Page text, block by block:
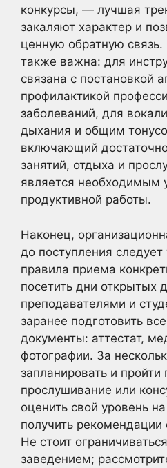
конкурсы, — лучшая
закаляют характер и
ценную обратную
также важна: для
связана с постановкой
профилактикой
заболеваний, для
дыхания и общим
включающий
занятий, отдыха и
является необходимым
продуктивной работы.
Наконец,
до поступления
правила приема
посетить дни открытых
преподавателями и
заранее подготовить
документы: аттестат,
фотографии. За
запланировать и пройти
прослушивание или
оценить свой уровень
получить рекомендации
Не стоит
заведением;